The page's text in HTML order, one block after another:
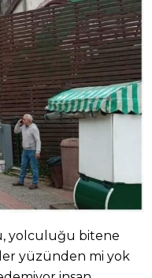
yolculuğu bitene
yüzünden mi yok